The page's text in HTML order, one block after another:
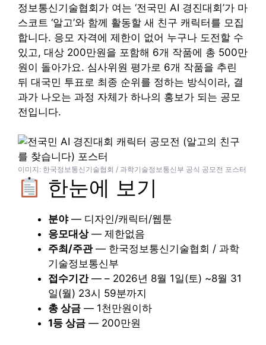
정보통신기술협회가 여는 ‘전국민 AI 경진대회’가 마
스코트 ‘알고’와 함께 활동할 새 친구 캐릭터를 모집
합니다. 응모 자격에 제한이 없어 누구나 도전할 수
있고, 대상 200만원을 포함해 6개 작품에 총 500만
원이 돌아가요. 심사위원 평가로 6개 작품을 추린
뒤 대국민 투표로 최종 순위를 정하는 방식이라, 결
과가 나오는 과정 자체가 하나의 홍보가 되는 공모
전입니다.
이미지: 한국정보통신기술협회 / 과학기술정보통신부 공식 공모전 포스터
한눈에 보기
분야— 디자인/캐릭터/웹툰
응모대상— 제한없음
주최/주관— 한국정보통신기술협회 / 과학
기술정보통신부
접수기간— – 2026년 8월 1일(토) ~8월 31
일(월) 23시 59분까지
총 상금 — 1천만원이하
1등 상금 — 200만원